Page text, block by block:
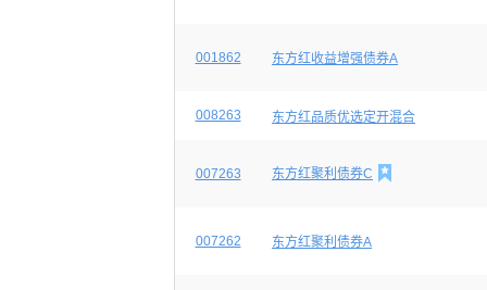
001862 东方红收益增强债券A
008263 东方红品质优选定开混合
007263 东方红聚利债券C 
007262 东方红聚利债券A